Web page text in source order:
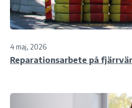
4 maj, 2026
Reparationsarbete på